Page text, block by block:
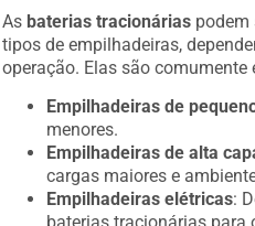
As baterias tracionárias
tipos de empilhadeiras,
operação. Elas são comumente
Empilhadeiras de
menores.
Empilhadeiras de alta
cargas maiores e
Empilhadeiras elétricas:
baterias tracionárias para